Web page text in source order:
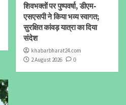
शिवभक्तों पर पुष्पवर्षा, डीएम-
एसएसपी ने किया भव्य स्वागत;
सुरक्षित कांवड़ यात्रा का दिया
संदेश
khabarbharat24.com
2 August 2026
0